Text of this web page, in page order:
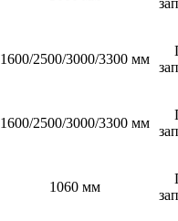
1600/2500/3000/3300 мм
1600/2500/3000/3300 мм
1060 мм